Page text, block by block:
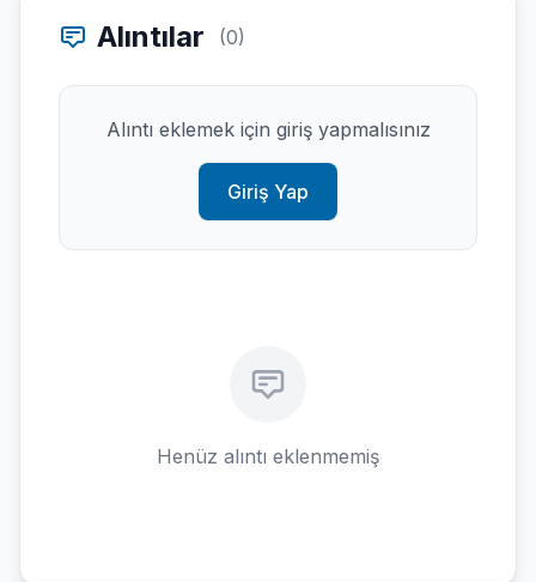
Alıntılar (0)
Alıntı eklemek için giriş yapmalısınız
Giriş Yap
Henüz alıntı eklenmemiş